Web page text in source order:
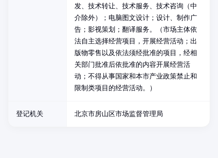
发、技术转让、技术服务、技术咨询（中
介除外）；电脑图文设计；设计、制作广
告；影视策划；翻译服务。（市场主体依
法自主选择经营项目，开展经营活动；出
版物零售以及依法须经批准的项目，经相
关部门批准后依批准的内容开展经营活
动；不得从事国家和本市产业政策禁止和
限制类项目的经营活动。）
登记机关 北京市房山区市场监督管理局